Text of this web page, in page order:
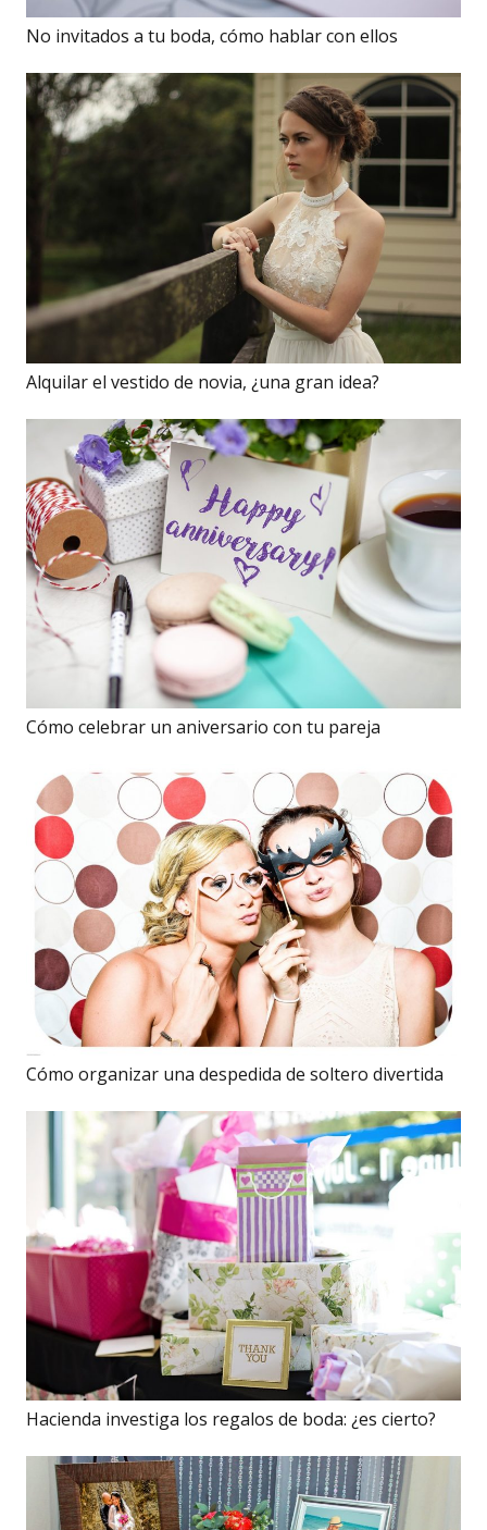
No invitados a tu boda, cómo hablar con ellos
Alquilar el vestido de novia, ¿una gran idea?
Cómo celebrar un aniversario con tu pareja
Cómo organizar una despedida de soltero divertida
Hacienda investiga los regalos de boda: ¿es cierto?